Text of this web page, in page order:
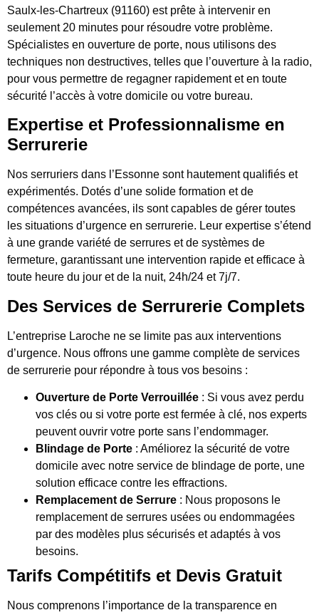
Saulx-les-Chartreux (91160) est prête à intervenir en
seulement 20 minutes pour résoudre votre problème.
Spécialistes en ouverture de porte, nous utilisons des
techniques non destructives, telles que l’ouverture à la radio,
pour vous permettre de regagner rapidement et en toute
sécurité l’accès à votre domicile ou votre bureau.
Expertise et Professionnalisme en
Serrurerie
Nos serruriers dans l’Essonne sont hautement qualifiés et
expérimentés. Dotés d’une solide formation et de
compétences avancées, ils sont capables de gérer toutes
les situations d’urgence en serrurerie. Leur expertise s’étend
à une grande variété de serrures et de systèmes de
fermeture, garantissant une intervention rapide et efficace à
toute heure du jour et de la nuit, 24h/24 et 7j/7.
Des Services de Serrurerie Complets
L’entreprise Laroche ne se limite pas aux interventions
d’urgence. Nous offrons une gamme complète de services
de serrurerie pour répondre à tous vos besoins :
Ouverture de Porte Verrouillée : Si vous avez perdu
vos clés ou si votre porte est fermée à clé, nos experts
peuvent ouvrir votre porte sans l’endommager.
Blindage de Porte : Améliorez la sécurité de votre
domicile avec notre service de blindage de porte, une
solution efficace contre les effractions.
Remplacement de Serrure : Nous proposons le
remplacement de serrures usées ou endommagées
par des modèles plus sécurisés et adaptés à vos
besoins.
Tarifs Compétitifs et Devis Gratuit
Nous comprenons l’importance de la transparence en